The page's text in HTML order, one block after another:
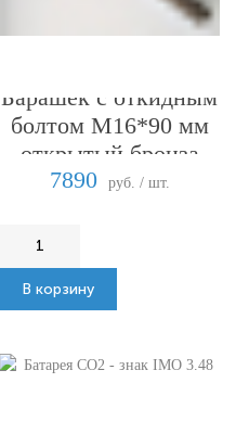
Барашек с откидным
болтом М16*90 мм
открытый бронза
7890
руб. / шт.
В корзину